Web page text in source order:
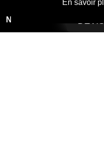
Newsletter
En savoir